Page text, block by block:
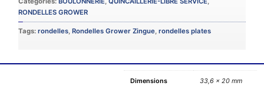
RONDELLES GROWER
Tags: rondelles, Rondelles Grower Zingue, rondelles plates
Dimensions 33,6 × 20 mm